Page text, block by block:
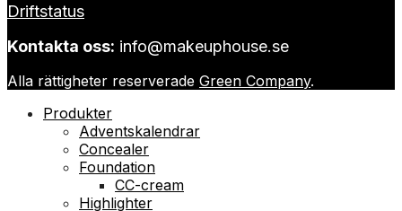
Driftstatus
Kontakta oss: info@makeuphouse.se
Alla rättigheter reserverade Green Company.
Produkter
Adventskalendrar
Concealer
Foundation
CC-cream
Highlighter